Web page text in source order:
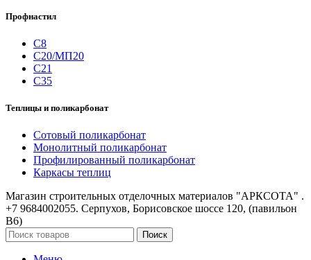
Профнастил
С8
С20/МП20
С21
С35
Теплицы и поликарбонат
Сотовый поликарбонат
Монолитный поликарбонат
Профилированный поликарбонат
Каркасы теплиц
Магазин строительных отделочных материалов "АРКСОТА" .
+7 9684002055. Серпухов, Борисовское шоссе 120, (павильон
В6)
Поиск